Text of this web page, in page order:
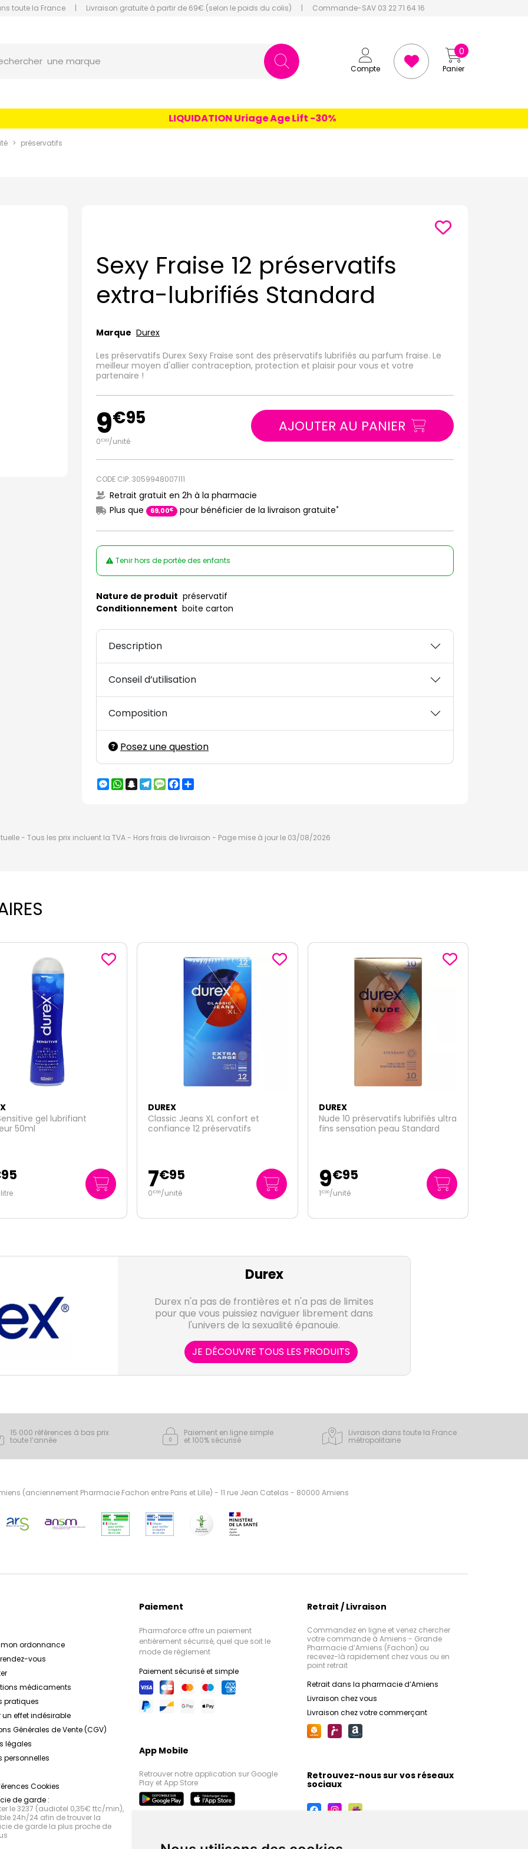
toute la France | Livraison gratuite à partir de 69€ (selon le poids du colis) | Commande-SAV 03 22 71 64 16
Compte Panier
0
LIQUIDATION Uriage Age Lift -30%
préservatifs
Sexy Fraise 12 préservatifs
extra-lubrifiés Standard
Marque Durex
Les préservatifs Durex Sexy Fraise sont des préservatifs lubrifiés au parfum fraise. Le
meilleur moyen d'allier contraception, protection et plaisir pour vous et votre
partenaire !
9€95
0€83/unité
AJOUTER AU PANIER
CODE CIP: 3059948007111
Retrait gratuit en 2h à la pharmacie
Plus que
69,00€ pour bénéficier de la livraison gratuite*
Tenir hors de portée des enfants
Nature de produit préservatif
Conditionnement boite carton
Description
Conseil d’utilisation
Composition
Posez une question
Messenger
WhatsApp
Snapchat
Telegram
MessageFacebook
- Tous les prix incluent la TVA - Hors frais de livraison - Page mise à jour le 03/08/2026
Jeans XL confort et
12 préservatifs
DUREX
Nude 10 préservatifs lubrifiés ultra
fins sensation peau Standard
9€95
1€00/unité
DUREX
Intensity chaleur corporelle
partagée 10 préservatifs sans
9€95
1€00/unité
Durex
Durex n'a pas de frontières et n'a pas de limites
pour que vous puissiez naviguer librement dans
l'univers de la sexualité épanouie.
JE DÉCOUVRE TOUS LES PRODUITS
15 000 références à bas prix
toute l’année
Paiement en ligne simple
et 100% sécurisé
Livraison dans toute la France
métropolitaine
(anciennement Pharmacie Fachon entre Paris et Lille) - 11 rue Jean Catelas - 80000 Amiens
mon ordonnance
vous
médicaments
pratiques
un effet indésirable
Générales de Vente (CGV)
légales
personnelles
Cookies
de garde :
le 3237 (audiotel 0,35€ ttc/min),
24h/24 afin de trouver la
de garde la plus proche de
Paiement
Pharmaforce offre un paiement
entièrement sécurisé, quel que soit le
mode de règlement
Paiement sécurisé et simple
App Mobile
Retrouver notre application sur Google
Play et App Store
Retrait / Livraison
Commandez en ligne et venez chercher
votre commande à Amiens - Grande
Pharmacie d’Amiens (Fachon) ou
recevez-là rapidement chez vous ou en
point retrait
Retrait dans la pharmacie d’Amiens
Livraison chez vous
Livraison chez votre commerçant
Retrouvez-nous sur vos réseaux
sociaux